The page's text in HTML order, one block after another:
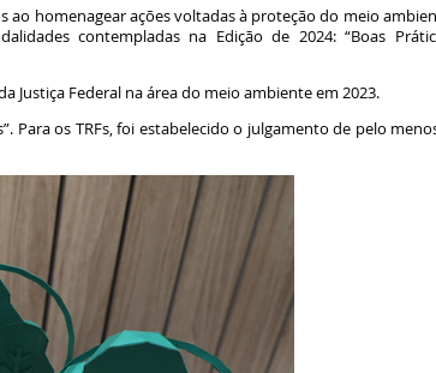
homenagear ações voltadas à proteção do meio
contempladas na Edição de 2024: “Boas
Justiça Federal na área do meio ambiente em 2023.
Para os TRFs, foi estabelecido o julgamento de pelo